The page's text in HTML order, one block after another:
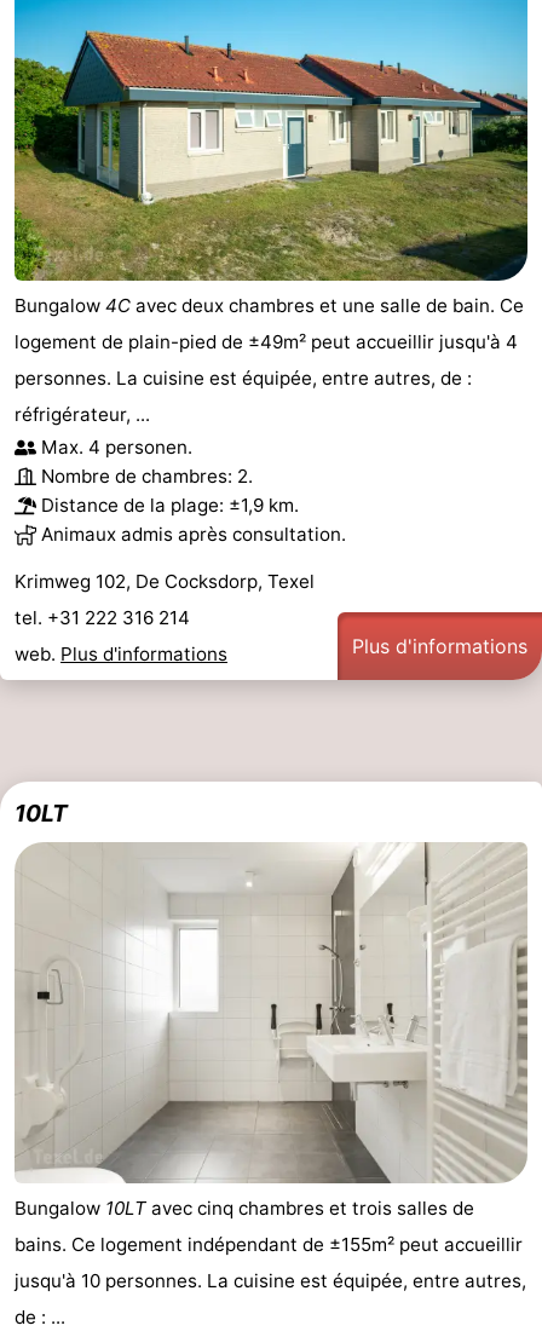
Bungalow 4C avec deux chambres et une salle de bain. Ce
logement de plain-pied de ±49m² peut accueillir jusqu'à 4
personnes. La cuisine est équipée, entre autres, de :
réfrigérateur, ...
Max. 4 personen.
Nombre de chambres: 2.
Distance de la plage: ±1,9 km.
Animaux admis après consultation.
Krimweg 102, De Cocksdorp, Texel
tel. +31 222 316 214
web. Plus d'informations Plus d'informations
10LT
Bungalow 10LT avec cinq chambres et trois salles de
bains. Ce logement indépendant de ±155m² peut accueillir
jusqu'à 10 personnes. La cuisine est équipée, entre autres,
de : ...